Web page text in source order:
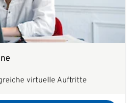
virtuelle Auftritte